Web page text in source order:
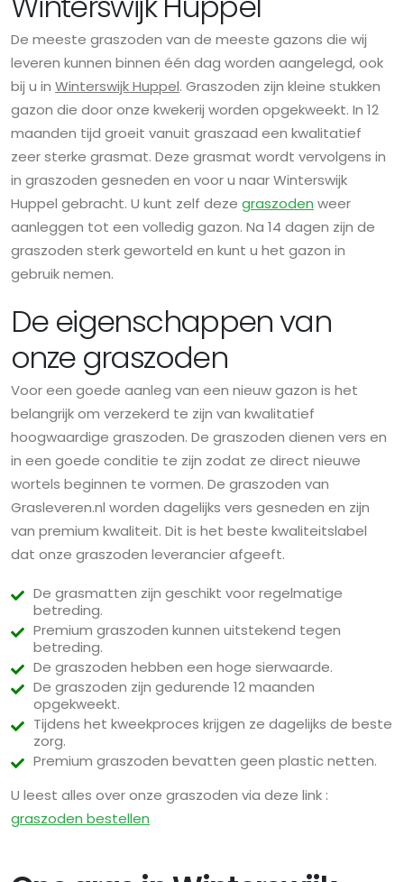
De meeste graszoden van de meeste gazons die wij
leveren kunnen binnen één dag worden aangelegd, ook
bij u in Winterswijk Huppel. Graszoden zijn kleine stukken
gazon die door onze kwekerij worden opgekweekt. In 12
maanden tijd groeit vanuit graszaad een kwalitatief
zeer sterke grasmat. Deze grasmat wordt vervolgens in
in graszoden gesneden en voor u naar Winterswijk
Huppel gebracht. U kunt zelf deze graszoden weer
aanleggen tot een volledig gazon. Na 14 dagen zijn de
graszoden sterk geworteld en kunt u het gazon in
gebruik nemen.
De eigenschappen van
onze graszoden
Voor een goede aanleg van een nieuw gazon is het
belangrijk om verzekerd te zijn van kwalitatief
hoogwaardige graszoden. De graszoden dienen vers en
in een goede conditie te zijn zodat ze direct nieuwe
wortels beginnen te vormen. De graszoden van
Grasleveren.nl worden dagelijks vers gesneden en zijn
van premium kwaliteit. Dit is het beste kwaliteitslabel
dat onze graszoden leverancier afgeeft.
De grasmatten zijn geschikt voor regelmatige
betreding.
Premium graszoden kunnen uitstekend tegen
betreding.
De graszoden hebben een hoge sierwaarde.
De graszoden zijn gedurende 12 maanden
opgekweekt.
Tijdens het kweekproces krijgen ze dagelijks de beste
zorg.
Premium graszoden bevatten geen plastic netten.
U leest alles over onze graszoden via deze link :
graszoden bestellen